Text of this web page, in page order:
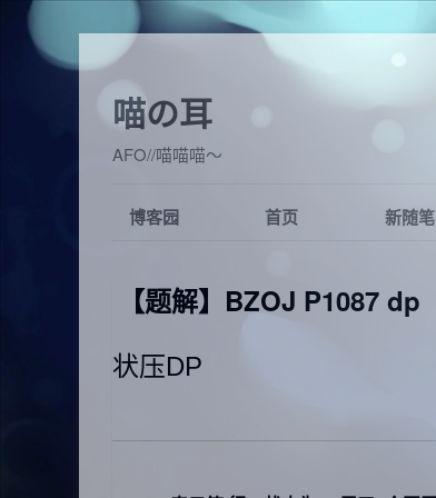
喵の耳
AFO//喵喵喵～
博客园 首页 新随笔
【题解】BZOJ P1087 dp
状压DP